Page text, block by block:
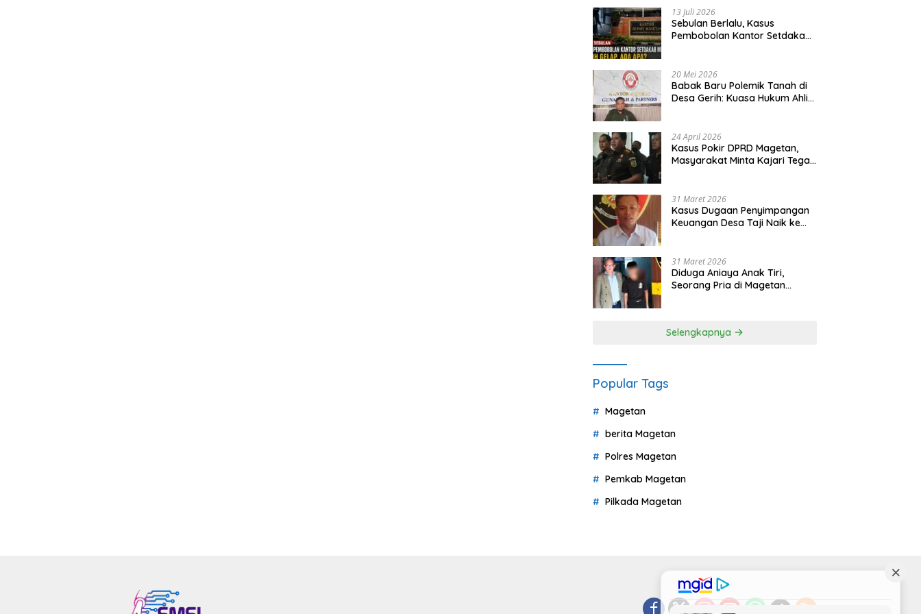
13 Juli 2026
Sebulan Berlalu, Kasus
Pembobolan Kantor Setdakab
20 Mei 2026
Babak Baru Polemik Tanah di
Desa Gerih: Kuasa Hukum Ahli
24 April 2026
Kasus Pokir DPRD Magetan,
Masyarakat Minta Kajari Tegak
31 Maret 2026
Kasus Dugaan Penyimpangan
Keuangan Desa Taji Naik ke
31 Maret 2026
Diduga Aniaya Anak Tiri,
Seorang Pria di Magetan
Selengkapnya
Popular Tags
Magetan
berita Magetan
Polres Magetan
Pemkab Magetan
Pilkada Magetan